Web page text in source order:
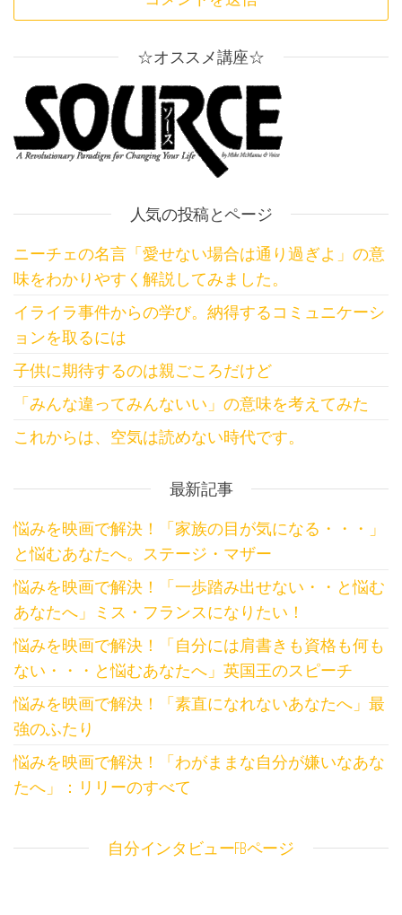
☆オススメ講座☆
人気の投稿とページ
ニーチェの名言「愛せない場合は通り過ぎよ」の意
味をわかりやすく解説してみました。
イライラ事件からの学び。納得するコミュニケーシ
ョンを取るには
子供に期待するのは親ごころだけど
「みんな違ってみんないい」の意味を考えてみた
これからは、空気は読めない時代です。
最新記事
悩みを映画で解決！「家族の目が気になる・・・」
と悩むあなたへ。ステージ・マザー
悩みを映画で解決！「一歩踏み出せない・・と悩む
あなたへ」ミス・フランスになりたい！
悩みを映画で解決！「自分には肩書きも資格も何も
ない・・・と悩むあなたへ」英国王のスピーチ
悩みを映画で解決！「素直になれないあなたへ」最
強のふたり
悩みを映画で解決！「わがままな自分が嫌いなあな
たへ」：リリーのすべて
自分インタビューFBページ